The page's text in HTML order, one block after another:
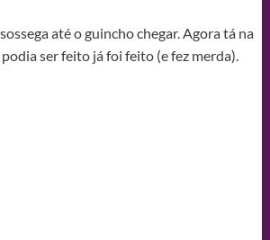
até o guincho chegar. Agora tá na
ser feito já foi feito (e fez merda).